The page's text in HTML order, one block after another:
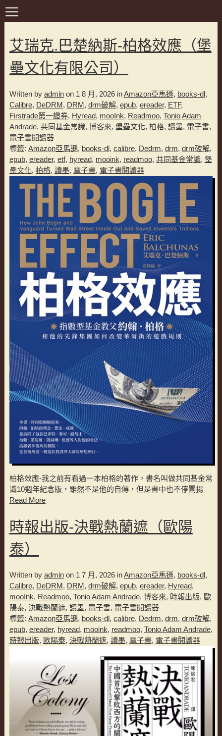
艾瑞克.巴楚納斯-柏格效應（堡
壘文化有限公司）
Written by adminon 1 8 月, 2026 inAmazon亞馬遜, books-dl,
Calibre, DeDRM, DRM, drm破解, epub, ereader, ETF,
Firstrade第一證券, Hyread, mooInk, Readmoo, Tonio Adam
Andrade, 共同基金常識, 博客來, 堡壘文化, 柏格, 讀墨, 電子書,
電子書閱讀器
標籤: Amazon亞馬遜, books-dl, calibre, Dedrm, drm, drm破解,
epub, ereader, etf, hyread, mooink, readmoo, 共同基金常識, 堡
壘文化, 柏格, 讀墨, 電子書, 電子書閱讀器
柏格效應-我之前有看過一本柏格的著作，書名叫做共同基金常
識10週年紀念版，雖然不是他的自傳，但是書中也不停闡揚
Read More
時報出版-決戰熱蘭遮（歐陽
泰）
Written by adminon 1 7 月, 2026 inAmazon亞馬遜, books-dl,
Calibre, DeDRM, DRM, drm破解, epub, ereader, Hyread,
mooInk, Readmoo, Tonio Adam Andrade, 博客來, 時報出版, 歐
陽泰, 決戰熱蘭遮, 讀墨, 電子書, 電子書閱讀器
標籤: Amazon亞馬遜, books-dl, calibre, Dedrm, drm, drm破解,
epub, ereader, hyread, mooink, readmoo, Tonio Adam Andrade,
時報出版, 歐陽泰, 決戰熱蘭遮, 讀墨, 電子書, 電子書閱讀器